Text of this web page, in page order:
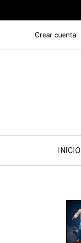
Crear cuenta
INICIO